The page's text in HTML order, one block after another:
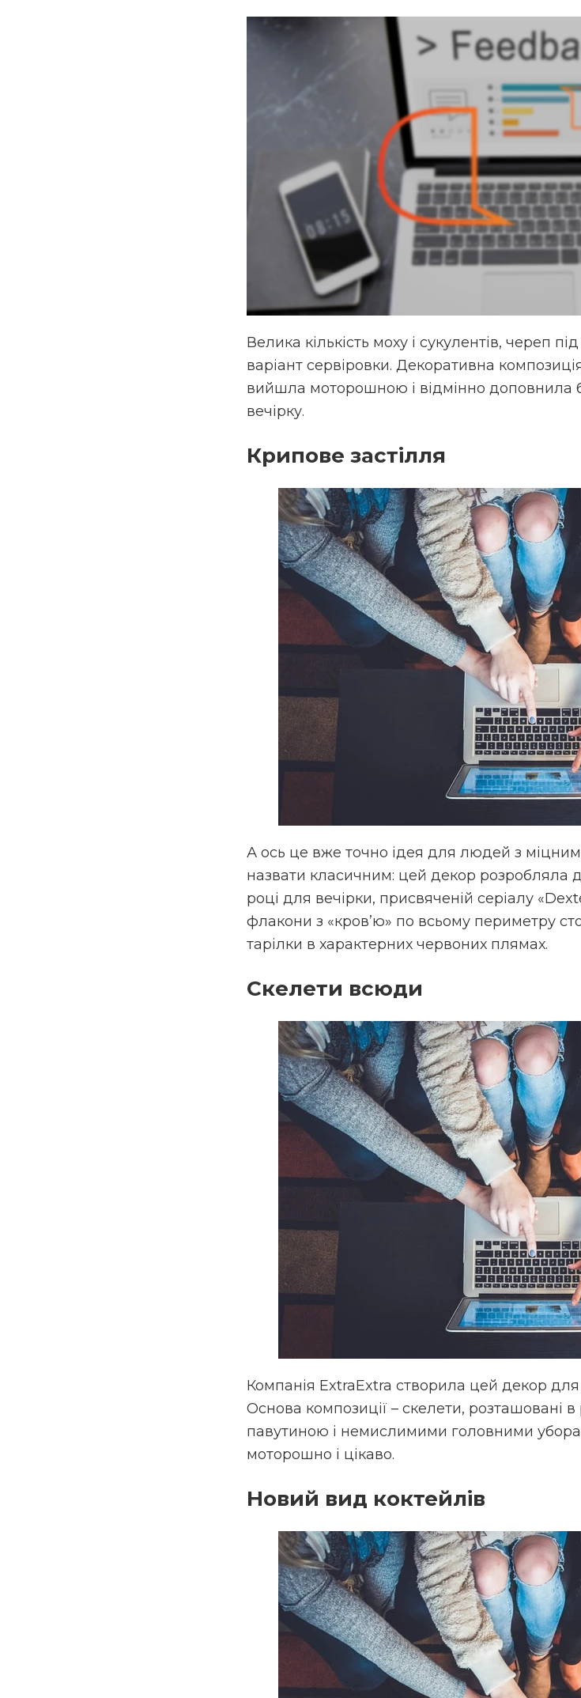
Велика кількість моху і сукулентів, череп
варіант сервіровки. Декоративна
вийшла моторошною і відмінно доповнила
вечірку.
Крипове застілля
А ось це вже точно ідея для людей з
назвати класичним: цей декор розробляла
році для вечірки, присвяченій серіалу
флакони з «кров’ю» по всьому периметру
тарілки в характерних червоних плямах.
Скелети всюди
Компанія ExtraExtra створила цей декор для
Основа композиції – скелети, розташовані
павутиною і немислимими головними
моторошно і цікаво.
Новий вид коктейлів